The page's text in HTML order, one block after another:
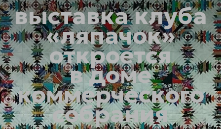
выставка клуба
«ляпачок»
откроется
в доме
коммерческого
собрания